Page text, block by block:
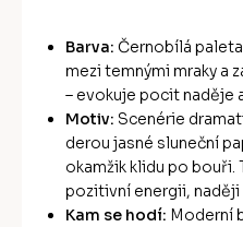
Barva: Černobílá
mezi temnými mraky a
– evokuje pocit naděje
Motiv: Scenérie
derou jasné sluneční
okamžik klidu po
pozitivní energii, naději
Kam se hodí: Moderní